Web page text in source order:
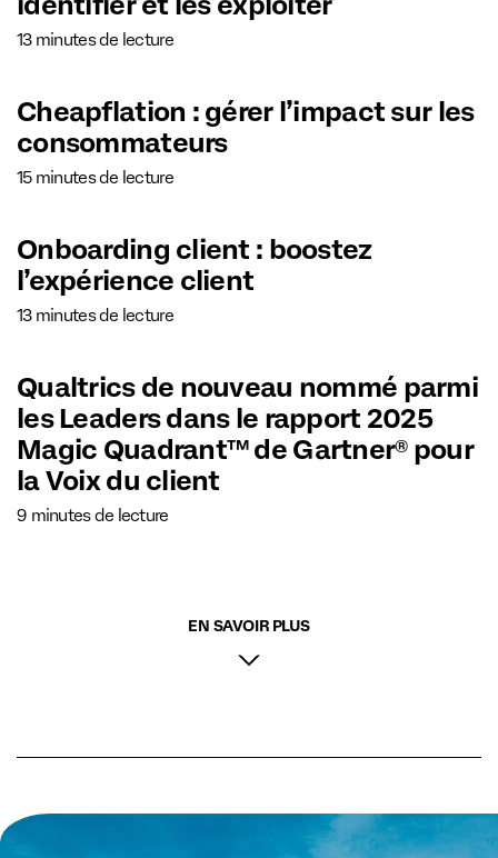
13 minutes de lecture
Cheapflation : gérer l’impact sur les
consommateurs
15 minutes de lecture
Onboarding client : boostez
l’expérience client
13 minutes de lecture
Qualtrics de nouveau nommé parmi
les Leaders dans le rapport 2025
Magic Quadrant™ de Gartner® pour
la Voix du client
9 minutes de lecture
EN SAVOIR PLUS